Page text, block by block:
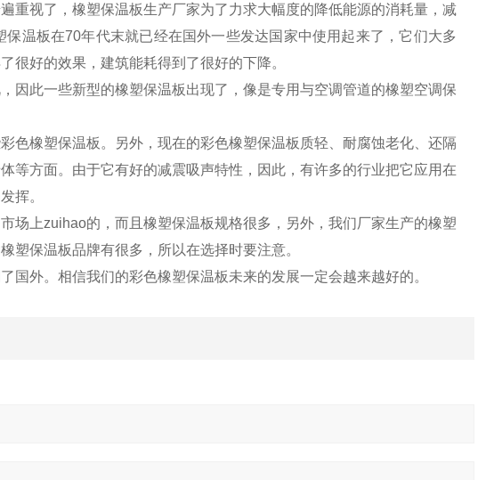
重视了，橡塑保温板生产厂家为了力求大幅度的降低能源的消耗量，减
温板在70年代末就已经在国外一些发达国家中使用起来了，它们大多
很好的效果，建筑能耗得到了很好的下降。
因此一些新型的橡塑保温板出现了，像是专用与空调管道的橡塑空调保
色橡塑保温板。另外，现在的彩色橡塑保温板质轻、耐腐蚀老化、还隔
等方面。由于它有好的减震吸声特性，因此，有许多的行业把它应用在
挥。
场上zuihao的，而且橡塑保温板规格很多，另外，我们厂家生产的橡塑
塑保温板品牌有很多，所以在选择时要注意。
外。相信我们的彩色橡塑保温板未来的发展一定会越来越好的。